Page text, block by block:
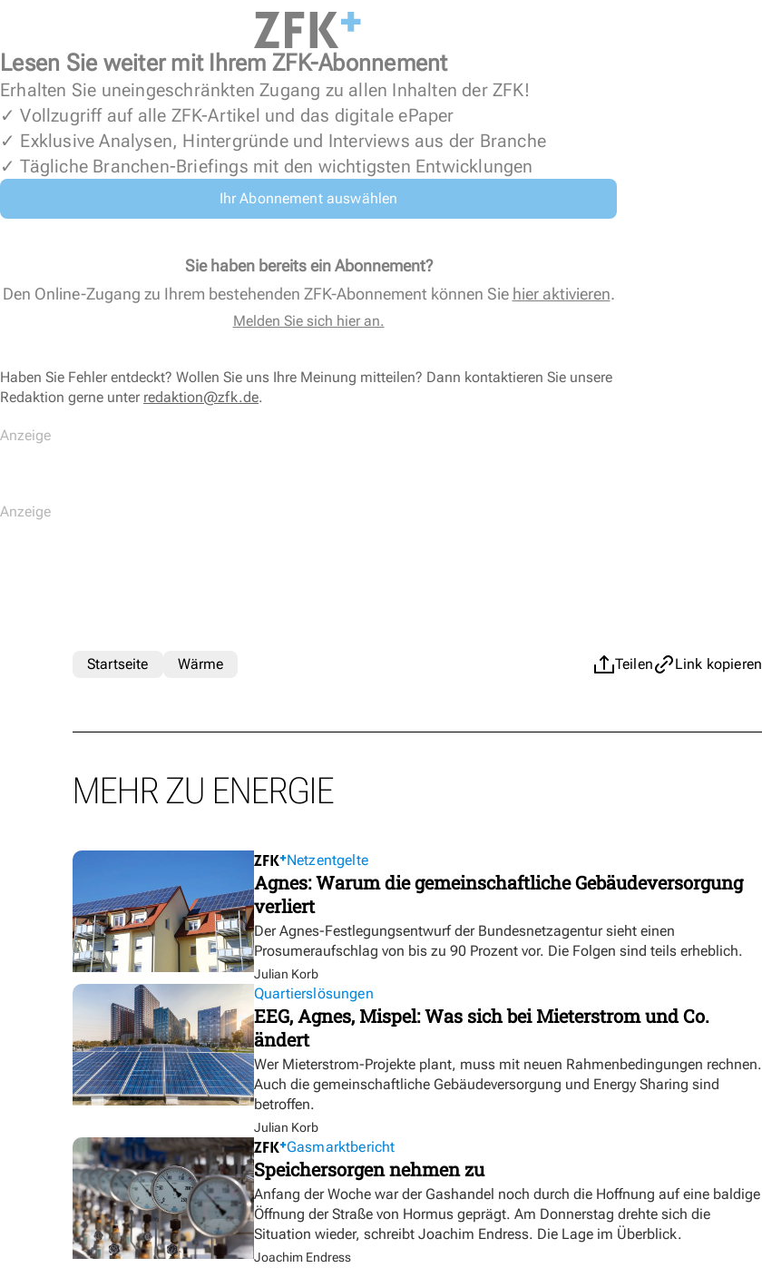
Lesen Sie weiter mit Ihrem ZFK-Abonnement
Erhalten Sie uneingeschränkten Zugang zu allen Inhalten der ZFK!
✓ Vollzugriff auf alle ZFK-Artikel und das digitale ePaper
✓ Exklusive Analysen, Hintergründe und Interviews aus der Branche
✓ Tägliche Branchen-Briefings mit den wichtigsten Entwicklungen
Ihr Abonnement auswählen
Sie haben bereits ein Abonnement?
Den Online-Zugang zu Ihrem bestehenden ZFK-Abonnement können Sie hier aktivieren.
Melden Sie sich hier an.
Haben Sie Fehler entdeckt? Wollen Sie uns Ihre Meinung mitteilen? Dann kontaktieren Sie unsere
Redaktion gerne unter redaktion@zfk.de.
Teilen Link kopieren
Startseite Wärme
MEHR ZU ENERGIE
Netzentgelte
Agnes: Warum die gemeinschaftliche Gebäudeversorgung
verliert
Der Agnes-Festlegungsentwurf der Bundesnetzagentur sieht einen
Prosumeraufschlag von bis zu 90 Prozent vor. Die Folgen sind teils erheblich.
Julian Korb
Quartierslösungen
EEG, Agnes, Mispel: Was sich bei Mieterstrom und Co.
ändert
Wer Mieterstrom-Projekte plant, muss mit neuen Rahmenbedingungen rechnen.
Auch die gemeinschaftliche Gebäudeversorgung und Energy Sharing sind
betroffen.
Julian Korb
Gasmarktbericht
Speichersorgen nehmen zu
Anfang der Woche war der Gashandel noch durch die Hoffnung auf eine baldige
Öffnung der Straße von Hormus geprägt. Am Donnerstag drehte sich die
Situation wieder, schreibt Joachim Endress. Die Lage im Überblick.
Joachim Endress